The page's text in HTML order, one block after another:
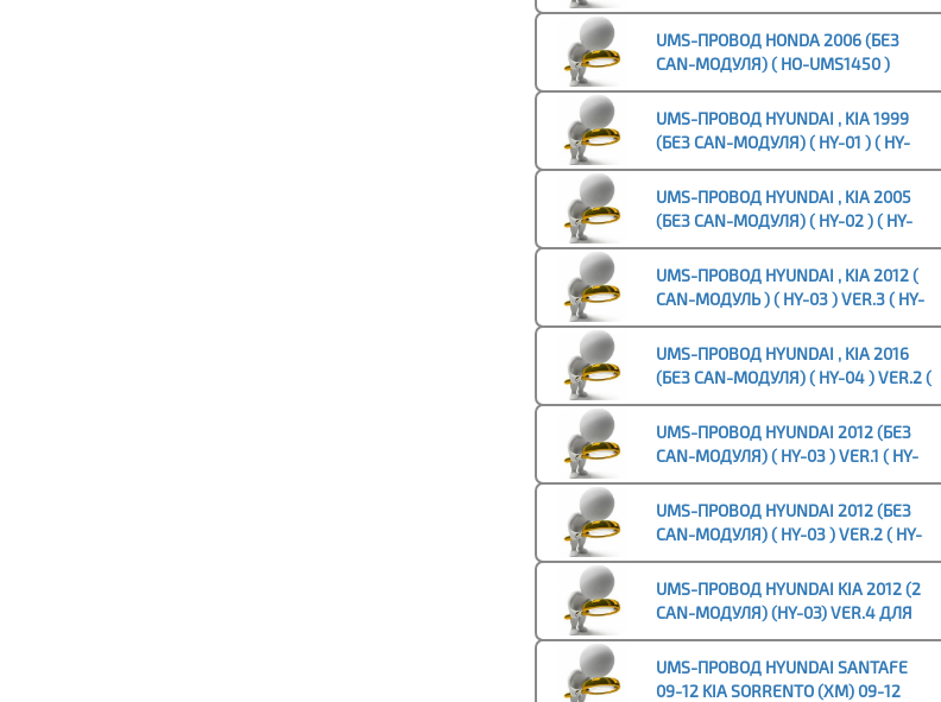
UMS-ПРОВОД HONDA 2006 (БЕЗ
CAN-МОДУЛЯ) ( HO-UMS1450 )
UMS-ПРОВОД HYUNDAI , KIA 1999
(БЕЗ CAN-МОДУЛЯ) ( HY-01 ) ( HY-
UMS1455 )
UMS-ПРОВОД HYUNDAI , KIA 2005
(БЕЗ CAN-МОДУЛЯ) ( HY-02 ) ( HY-
UMS1456 )
UMS-ПРОВОД HYUNDAI , KIA 2012 (
CAN-МОДУЛЬ ) ( HY-03 ) VER.3 ( HY-
UMS1507 )
UMS-ПРОВОД HYUNDAI , KIA 2016
(БЕЗ CAN-МОДУЛЯ) ( HY-04 ) VER.2 (
HY-UMS1453 )
UMS-ПРОВОД HYUNDAI 2012 (БЕЗ
CAN-МОДУЛЯ) ( HY-03 ) VER.1 ( HY-
UMS1452 )
UMS-ПРОВОД HYUNDAI 2012 (БЕЗ
CAN-МОДУЛЯ) ( HY-03 ) VER.2 ( HY-
UMS1459 )
UMS-ПРОВОД HYUNDAI KIA 2012 (2
CAN-МОДУЛЯ) (HY-03) VER.4 ДЛЯ
АВТО СО ШТАТН УСИЛИТЕЛЕМ ( HY-
UMS1511 )
UMS-ПРОВОД HYUNDAI SANTAFE
09-12 KIA SORRENTO (XM) 09-12